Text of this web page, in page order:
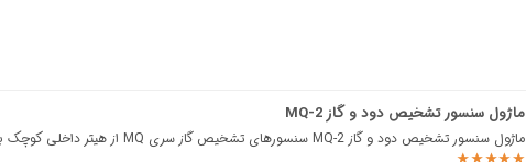
ماژول سنسور تشخیص دود و گاز MQ-2
ماژول سنسور تشخیص دود و گاز MQ-2 سنسورهای تشخیص گاز سری MQ از هیتر داخلی کوچک به همراه سنسور الکت..